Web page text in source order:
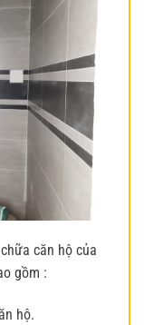
căn hộ của
gồm :
hộ.